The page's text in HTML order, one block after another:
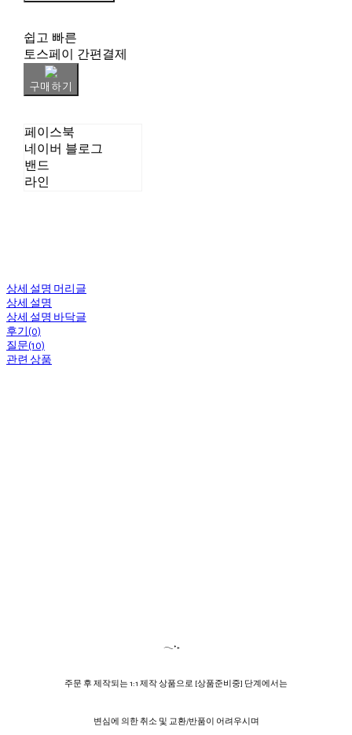
쉽고 빠른
토스페이 간편결제
구매하기
페이스북
네이버 블로그
밴드
라인
상세 설명 머리글
상세 설명
상세 설명 바닥글
후기(0)
질문(10)
관련 상품
𓂃˖₊
주문 후 제작되는 1:1 제작 상품으로 [상품준비중] 단계에서는
변심에 의한 취소 및 교환/반품이 어려우시며